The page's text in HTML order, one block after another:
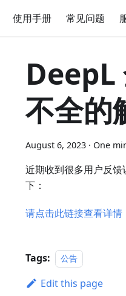
使用手册 常见问题
DeepL
不全的
August 6, 2023 · One
近期收到很多用户反
下：
请点击此链接查看详情
Tags: 公告
Edit this page